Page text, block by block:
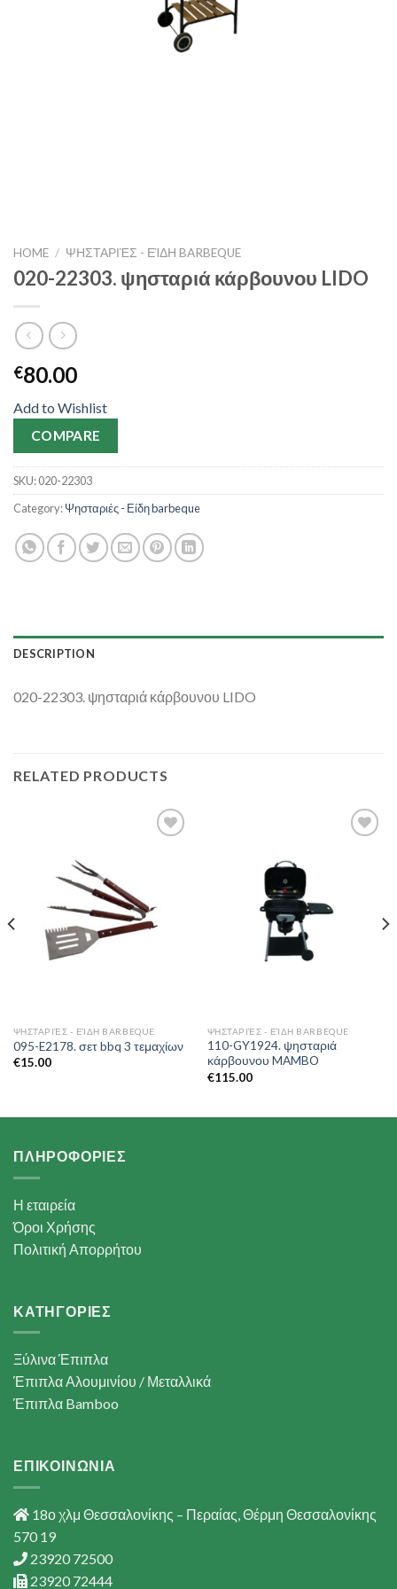
HOME / ΨΗΣΤΑΡΙΈΣ - ΕΊΔΗ BARBEQUE
020-22303. ψησταριά κάρβουνου LIDO
€80.00
Add to Wishlist
COMPARE
SKU:020-22303
Category:Ψησταριές - Είδη barbeque
DESCRIPTION
020-22303. ψησταριά κάρβουνου LIDO
RELATED PRODUCTS
ΨΗΣΤΑΡΙΈΣ - ΕΊΔΗ BARBEQUE
095-E2178. σετ bbq 3 τεμαχίων
€15.00
ΨΗΣΤΑΡΙΈΣ - ΕΊΔΗ BARBEQUE
110-GY1924. ψησταριά
κάρβουνου MAMBO
€115.00
ΠΛΗΡΟΦΟΡΙΕΣ
Η εταιρεία
Όροι Χρήσης
Πολιτική Απορρήτου
ΚΑΤΗΓΟΡΙΕΣ
Ξύλινα Έπιπλα
Έπιπλα Αλουμινίου / Μεταλλικά
Έπιπλα Bamboo
ΕΠΙΚΟΙΝΩΝΙΑ
18ο χλμ Θεσσαλονίκης – Περαίας, Θέρμη Θεσσαλονίκης
570 19
23920 72500
23920 72444